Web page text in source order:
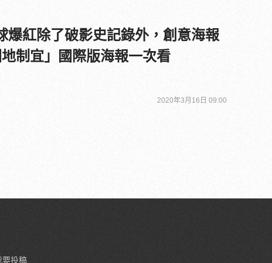
爆紅除了破影史記錄外，創意海報
制宜」國際版海報一次看
2020年3月16日 09:00
要投稿